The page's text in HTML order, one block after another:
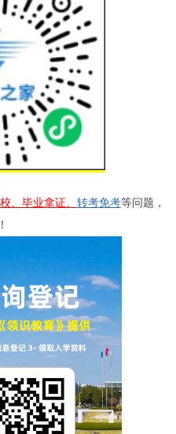
、毕业拿证、 转考免考等问题，
！